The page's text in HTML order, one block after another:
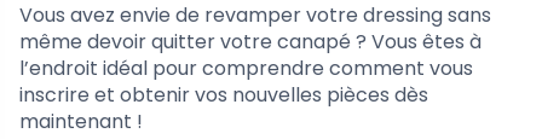
Vous avez envie de revamper votre dressing sans
même devoir quitter votre canapé ? Vous êtes à
l’endroit idéal pour comprendre comment vous
inscrire et obtenir vos nouvelles pièces dès
maintenant !